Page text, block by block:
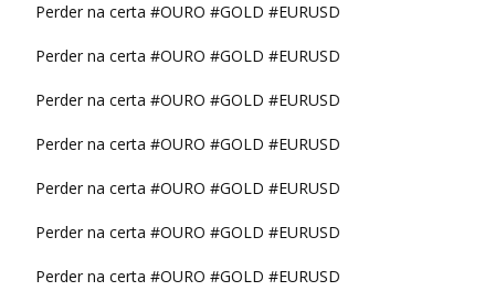
Perder na certa #OURO #GOLD #EURUSD
Perder na certa #OURO #GOLD #EURUSD
Perder na certa #OURO #GOLD #EURUSD
Perder na certa #OURO #GOLD #EURUSD
Perder na certa #OURO #GOLD #EURUSD
Perder na certa #OURO #GOLD #EURUSD
Perder na certa #OURO #GOLD #EURUSD